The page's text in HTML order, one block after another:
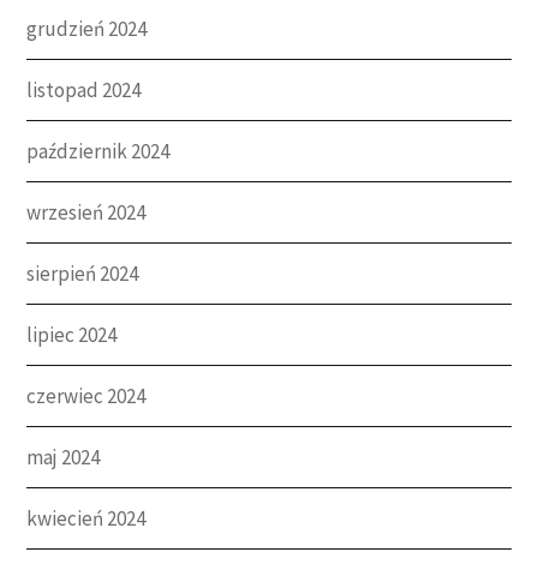
grudzień 2024
listopad 2024
październik 2024
wrzesień 2024
sierpień 2024
lipiec 2024
czerwiec 2024
maj 2024
kwiecień 2024